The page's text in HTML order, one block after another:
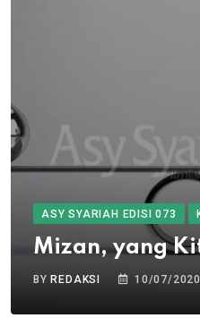
ASY SYARIAH EDISI 073
Mizan, yang
BY REDAKSI 10/07/2020